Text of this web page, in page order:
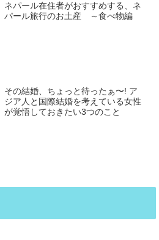
ネパール在住者がおすすめする、ネ
パール旅行のお土産 ～食べ物編
その結婚、ちょっと待ったぁ〜! ア
ジア人と国際結婚を考えている女性
が覚悟しておきたい3つのこと